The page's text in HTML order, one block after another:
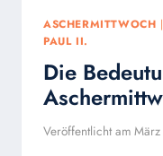
ASCHERMITTWOCH |
PAUL II.
Die
Veröffentlicht am